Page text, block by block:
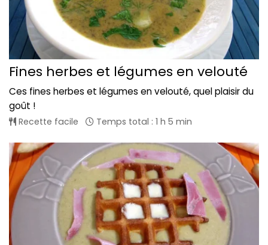
Fines herbes et légumes en velouté
Ces fines herbes et légumes en velouté, quel plaisir du
goût !
Recette facile Temps total : 1 h 5 min